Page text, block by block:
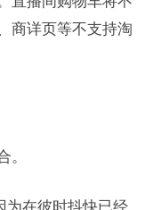
商详页等不支持淘
。
为在彼时抖快已经